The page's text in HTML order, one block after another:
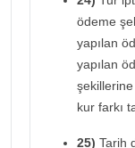
ödeme
yapılan
yapılan
kur farkı
25) Tarih